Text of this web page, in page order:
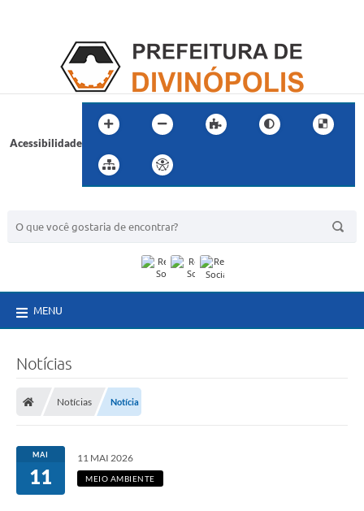
Acessibilidade
MENU
Notícias
Notícias Notícia
MAI
11
11 MAI 2026
MEIO AMBIENTE